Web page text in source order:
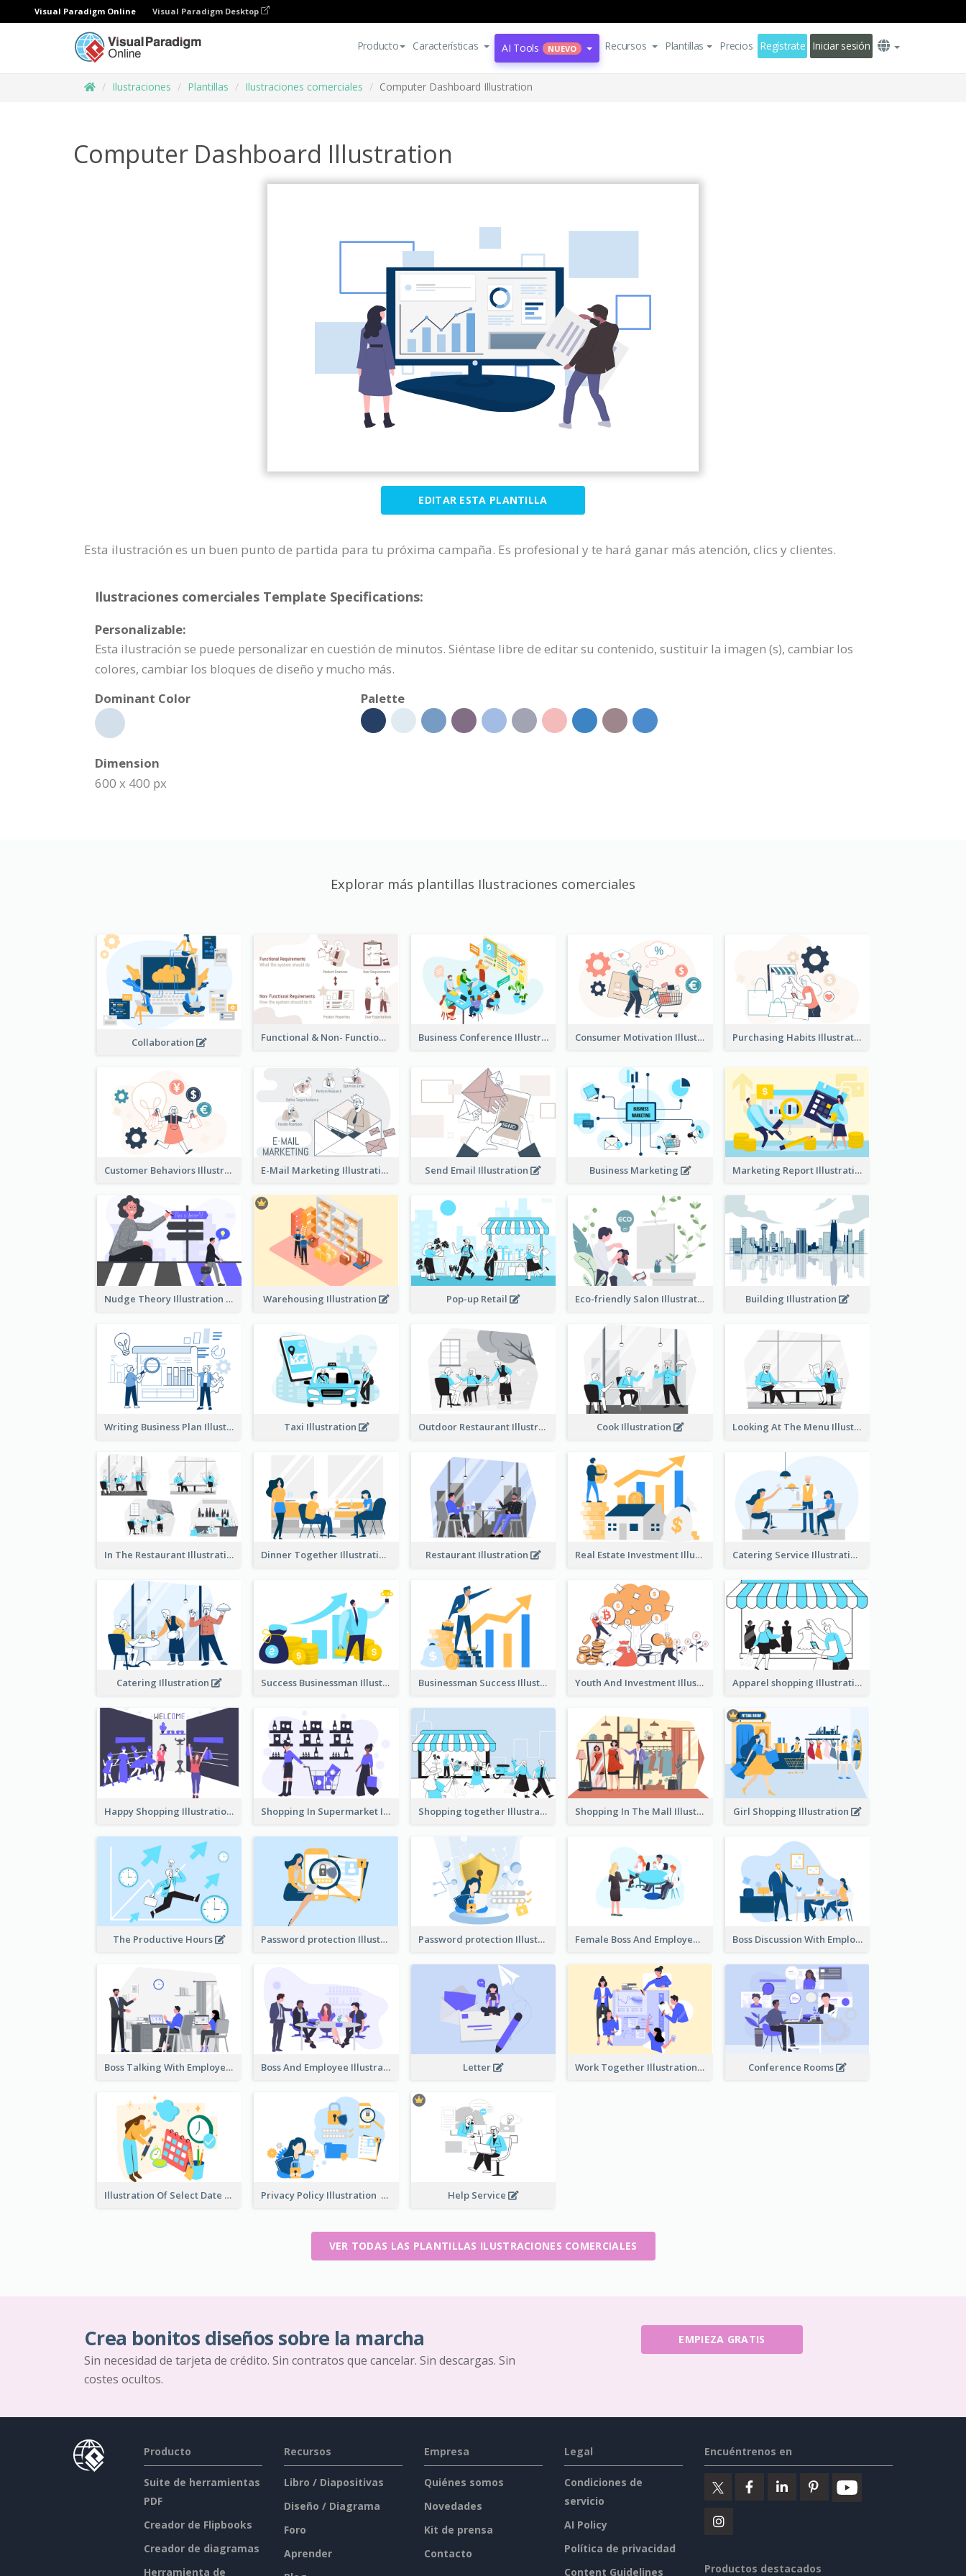
Visual Paradigm Online Visual Paradigm Desktop
Producto Características AI Tools NUEVO Recursos Plantillas Precios Regístrate Iniciar sesión
Ilustraciones Plantillas Ilustraciones comerciales Computer Dashboard Illustration
Computer Dashboard Illustration
EDITAR ESTA PLANTILLA
Esta ilustración es un buen punto de partida para tu próxima campaña. Es profesional y te hará ganar más atención, clics y clientes.
Ilustraciones comerciales Template Specifications:
Personalizable:
Esta ilustración se puede personalizar en cuestión de minutos. Siéntase libre de editar su contenido, sustituir la imagen (s), cambiar los
colores, cambiar los bloques de diseño y mucho más.
Dominant Color
Palette
Dimension
600 x 400 px
Explorar más plantillas Ilustraciones comerciales
Collaboration Functional & Non- Functional Requirements Illustration Business Conference Illustration Consumer Motivation Illustration Purchasing Habits Illustration
Customer Behaviors Illustration E-Mail Marketing Illustration Send Email Illustration Business Marketing Marketing Report Illustration
Nudge Theory Illustration Warehousing Illustration Pop-up Retail Eco-friendly Salon Illustration Building Illustration
Writing Business Plan Illustration Taxi Illustration Outdoor Restaurant Illustration Cook Illustration Looking At The Menu Illustration
In The Restaurant Illustration Dinner Together Illustration Restaurant Illustration Real Estate Investment Illustration Catering Service Illustration
Catering Illustration Success Businessman Illustration Businessman Success Illustration Youth And Investment Illustration Apparel shopping Illustration
Happy Shopping Illustration Shopping In Supermarket Illustration Shopping together Illustration Shopping In The Mall Illustration Girl Shopping Illustration
The Productive Hours Password protection Illustration 2 Password protection Illustration Female Boss And Employee Illustration Boss Discussion With Employee Illustration
Boss Talking With Employee Illustration Boss And Employee Illustration Letter Work Together Illustration Conference Rooms
Illustration Of Select Date & Time Privacy Policy Illustration Help Service
VER TODAS LAS PLANTILLAS ILUSTRACIONES COMERCIALES
Crea bonitos diseños sobre la marcha
Sin necesidad de tarjeta de crédito. Sin contratos que cancelar. Sin descargas. Sin
costes ocultos.
EMPIEZA GRATIS
Producto
Suite de herramientas
PDF
Creador de Flipbooks
Creador de diagramas
Herramienta de
Recursos
Libro / Diapositivas
Diseño / Diagrama
Foro
Aprender
Empresa
Quiénes somos
Novedades
Kit de prensa
Contacto
Legal
Condiciones de
servicio
AI Policy
Política de privacidad
Content Guidelines
Encuéntrenos en
Productos destacados